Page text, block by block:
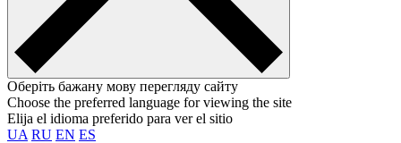
Оберіть бажану мову перегляду сайту
Choose the preferred language for viewing the site
Elija el idioma preferido para ver el sitio
UA RU EN ES